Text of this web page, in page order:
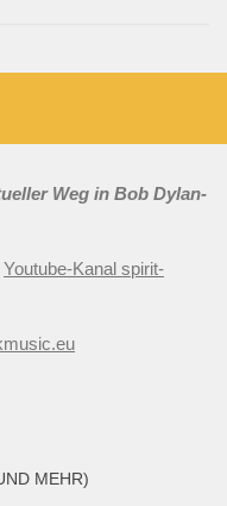
Weg in Bob Dylan-
Youtube-Kanal spirit-
MEHR)